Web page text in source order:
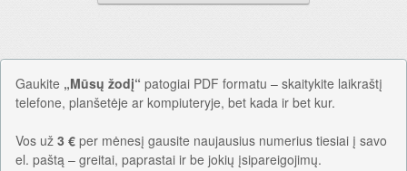
Gaukite „Mūsų žodį“ patogiai PDF formatu – skaitykite laikraštį
telefone, planšetėje ar kompiuteryje, bet kada ir bet kur.
Vos už 3 € per mėnesį gausite naujausius numerius tiesiai į savo
el. paštą – greitai, paprastai ir be jokių įsipareigojimų.